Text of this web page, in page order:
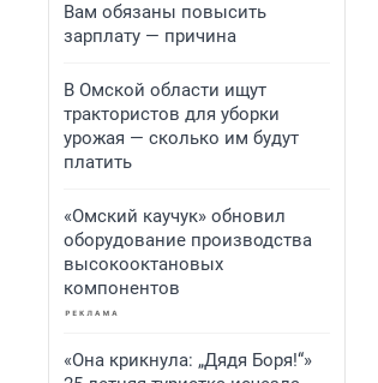
Вам обязаны повысить
зарплату — причина
В Омской области ищут
трактористов для уборки
урожая — сколько им будут
платить
«Омский каучук» обновил
оборудование производства
высокооктановых
компонентов
«Она крикнула: „Дядя Боря!“»